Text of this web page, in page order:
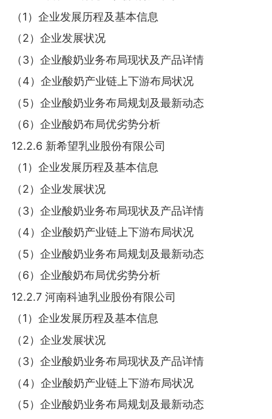
（1）企业发展历程及基本信息
（2）企业发展状况
（3）企业酸奶业务布局现状及产品详情
（4）企业酸奶产业链上下游布局状况
（5）企业酸奶业务布局规划及最新动态
（6）企业酸奶布局优劣势分析
12.2.6 新希望乳业股份有限公司
（1）企业发展历程及基本信息
（2）企业发展状况
（3）企业酸奶业务布局现状及产品详情
（4）企业酸奶产业链上下游布局状况
（5）企业酸奶业务布局规划及最新动态
（6）企业酸奶布局优劣势分析
12.2.7 河南科迪乳业股份有限公司
（1）企业发展历程及基本信息
（2）企业发展状况
（3）企业酸奶业务布局现状及产品详情
（4）企业酸奶产业链上下游布局状况
（5）企业酸奶业务布局规划及最新动态